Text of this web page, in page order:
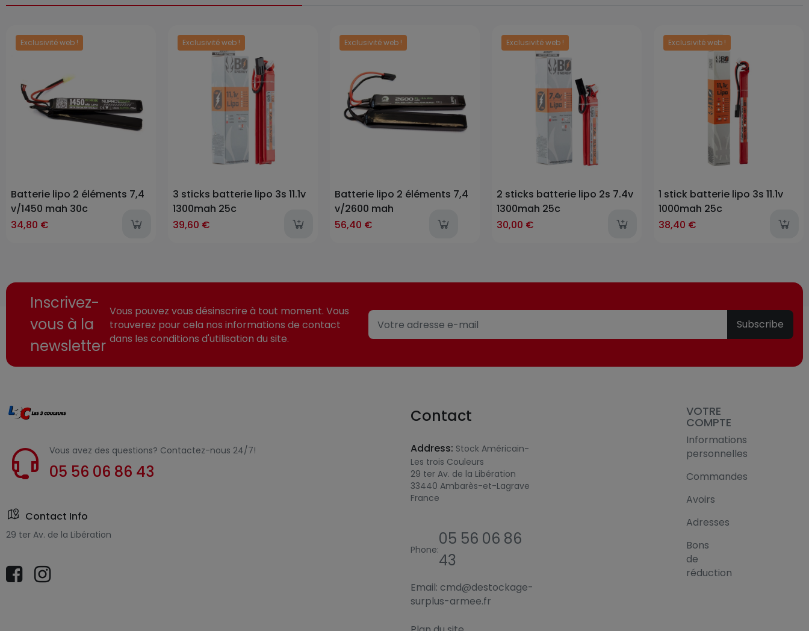
Exclusivité web !
Batterie lipo 2 éléments 7,4
v/1450 mah 30c
34,80 €
Exclusivité web !
3 sticks batterie lipo 3s 11.1v
1300mah 25c
39,60 €
Exclusivité web !
Batterie lipo 2 éléments 7,4
v/2600 mah
56,40 €
last-items
Exclusivité web !
2 sticks batterie lipo 2s 7.4v
1300mah 25c
30,00 €
Exclusivité web !
1 stick batterie lipo 3s 11.1v
1000mah 25c
38,40 €
Inscrivez-
vous à la
newsletter
Vous pouvez vous désinscrire à tout moment. Vous
trouverez pour cela nos informations de contact
dans les conditions d'utilisation du site.
Subscribe
Vous avez des questions? Contactez-nous 24/7!
05 56 06 86 43
Contact Info
29 ter Av. de la Libération
Contact
Address: Stock Américain-
Les trois Couleurs
29 ter Av. de la Libération
33440 Ambarès-et-Lagrave
France
Phone:
05 56 06 86
43
Email: cmd@destockage-
surplus-armee.fr
VOTRE
COMPTE
Informations
personnelles
Commandes
Avoirs
Adresses
Bons
de
réduction